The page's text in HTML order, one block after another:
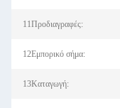
11Προδιαγραφές:
12Εμπορικό σήμα:
13Καταγωγή: